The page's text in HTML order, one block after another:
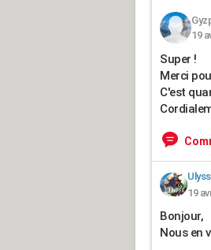
19
Super !
Merci
C'est
19
Bonjour,
Nous en